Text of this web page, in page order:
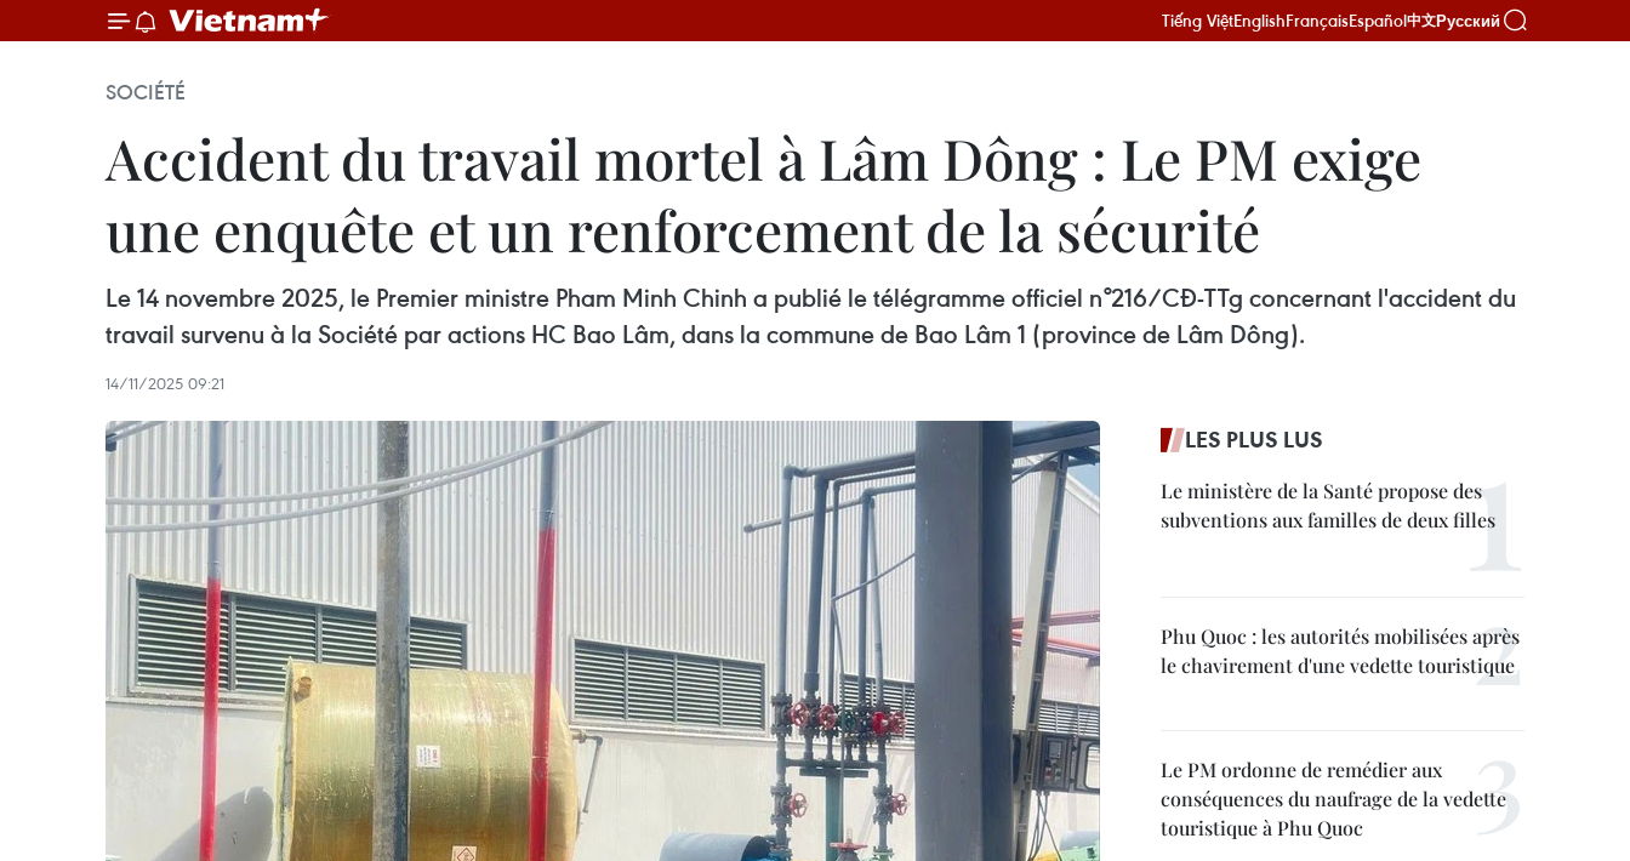
Tiếng ViệtEnglishFrançaisEspañol中文Русский
SOCIÉTÉ
Accident du travail mortel à Lâm Dông : Le PM exige
une enquête et un renforcement de la sécurité
Le 14 novembre 2025, le Premier ministre Pham Minh Chinh a publié le télégramme officiel n°216/CĐ-TTg concernant l'accident du
travail survenu à la Société par actions HC Bao Lâm, dans la commune de Bao Lâm 1 (province de Lâm Dông).
14/11/2025 09:21
LES PLUS LUS
Le ministère de la Santé propose des
subventions aux familles de deux filles
Phu Quoc : les autorités mobilisées après
le chavirement d'une vedette touristique
Le PM ordonne de remédier aux
conséquences du naufrage de la vedette
touristique à Phu Quoc